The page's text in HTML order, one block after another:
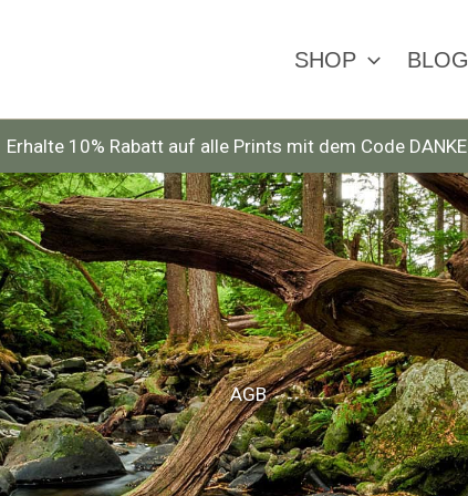
SHOP BLOG
Erhalte 10% Rabatt auf alle Prints mit dem Code DANKE
AGB